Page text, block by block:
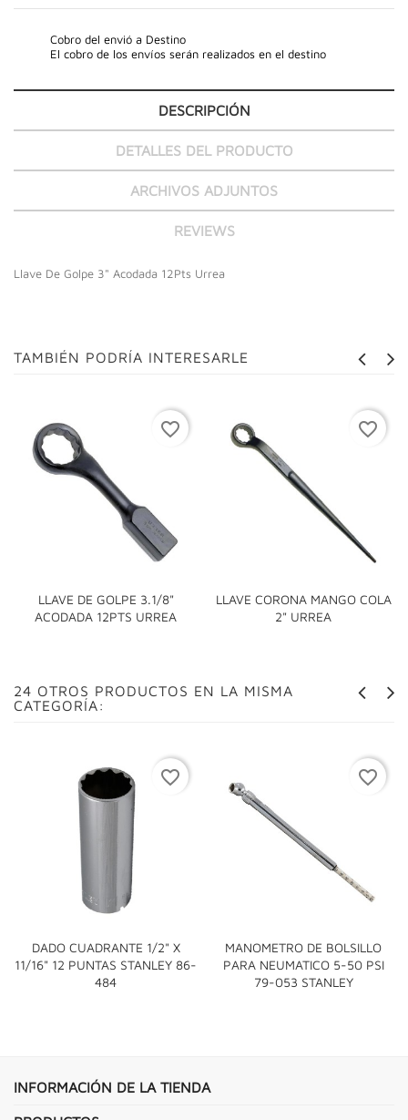
Cobro del envió a Destino
El cobro de los envíos serán realizados en el destino
DESCRIPCIÓN
DETALLES DEL PRODUCTO
ARCHIVOS ADJUNTOS
REVIEWS
Llave De Golpe 3" Acodada 12Pts Urrea
TAMBIÉN PODRÍA INTERESARLE
LLAVE DE GOLPE 3.1/8"
ACODADA 12PTS URREA
favorite_border
LLAVE CORONA MANGO COLA
2" URREA
favorite_border
24 OTROS PRODUCTOS EN LA MISMA
CATEGORÍA:
DADO CUADRANTE 1/2" X
11/16" 12 PUNTAS STANLEY 86-
484
favorite_border
MANOMETRO DE BOLSILLO
PARA NEUMATICO 5-50 PSI
79-053 STANLEY
favorite_border
INFORMACIÓN DE LA TIENDA